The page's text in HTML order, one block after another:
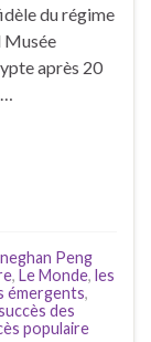
du régime
Musée
après 20
Peng
, Le Monde, les
émergents,
des
populaire